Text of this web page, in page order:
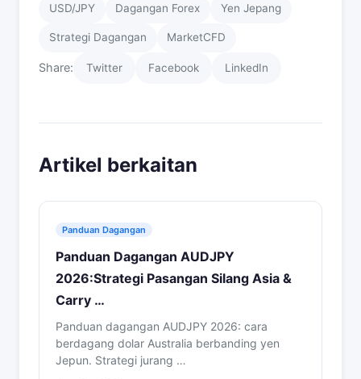
USD/JPY Dagangan Forex Yen Jepang
Strategi Dagangan MarketCFD
Share: Twitter Facebook LinkedIn
Artikel berkaitan
Panduan Dagangan
Panduan Dagangan AUDJPY
2026:Strategi Pasangan Silang Asia &
Carry …
Panduan dagangan AUDJPY 2026: cara
berdagang dolar Australia berbanding yen
Jepun. Strategi jurang …